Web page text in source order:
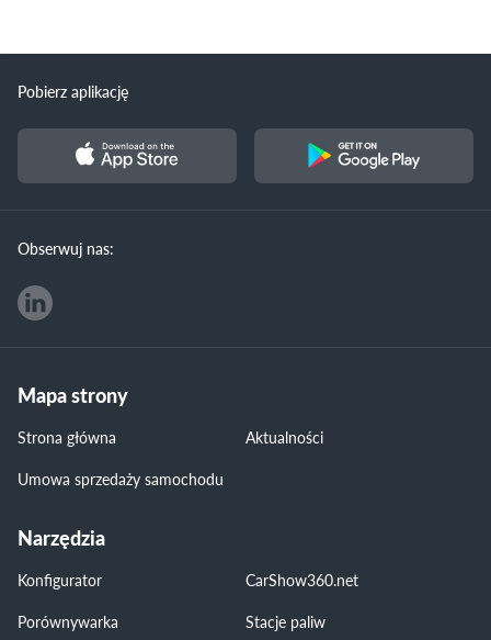
Pobierz aplikację
Obserwuj nas:
Mapa strony
Strona główna
Aktualności
Umowa sprzedaży samochodu
Narzędzia
Konfigurator
CarShow360.net
Porównywarka
Stacje paliw